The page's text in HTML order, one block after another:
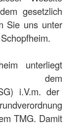
gesetzlich
Sie uns unter
.
unterliegt
dem
i.V.m. der
TMG. Damit